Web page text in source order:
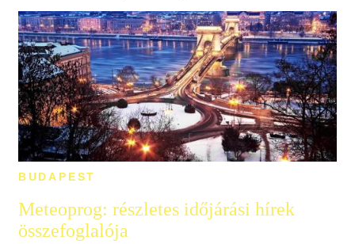
BUDAPEST
Meteoprog: részletes időjárási hírek
összefoglalója